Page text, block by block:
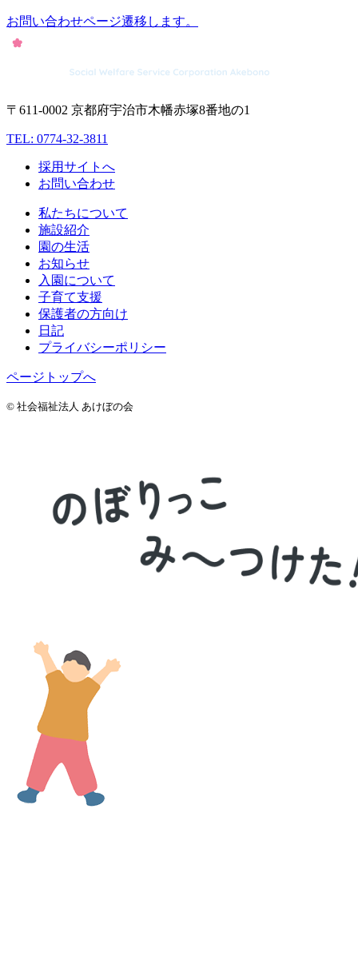
お問い合わせページ遷移します。
〒611-0002 京都府宇治市木幡赤塚8番地の1
TEL: 0774-32-3811
採用サイトへ
お問い合わせ
私たちについて
施設紹介
園の生活
お知らせ
入園について
子育て支援
保護者の方向け
日記
プライバシーポリシー
ページトップへ
© 社会福祉法人 あけぼの会